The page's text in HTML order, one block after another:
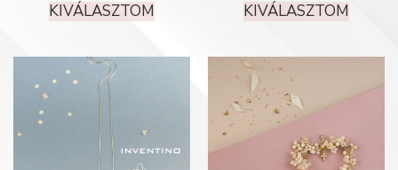
KIVÁLASZTOM KIVÁLASZTOM